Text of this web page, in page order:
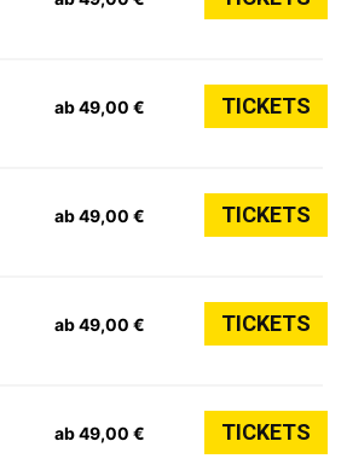
ab 49,00 € TICKETS
ab 49,00 € TICKETS
ab 49,00 € TICKETS
ab 49,00 € TICKETS